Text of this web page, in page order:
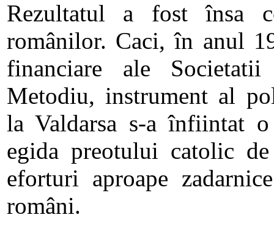
Rezultatul a fost însa
românilor. Caci, în anul
financiare ale
Metodiu, instrument al
la Valdarsa s-a înfiintat o
egida preotului catolic
eforturi aproape
români.